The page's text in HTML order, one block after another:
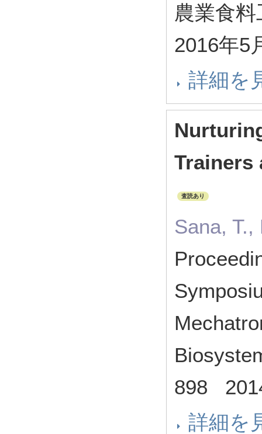
農業食
2016年5
詳細を
Trainers
査読あり
Sana,
898
詳細を